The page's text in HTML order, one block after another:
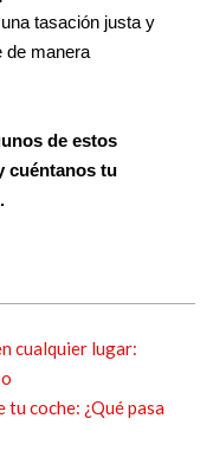
tasación justa y
de manera
de estos
cuéntanos tu
cualquier lugar:
coche: ¿Qué pasa